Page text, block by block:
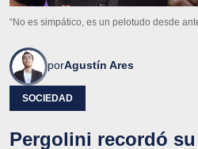
“No es simpático, es un pelotudo desde
porAgustín Ares
SOCIEDAD
Pergolini recordó